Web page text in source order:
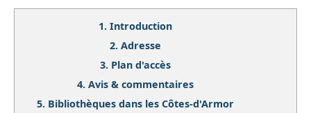
1. Introduction
2. Adresse
3. Plan d'accès
4. Avis & commentaires
5. Bibliothèques dans les Côtes-d'Armor